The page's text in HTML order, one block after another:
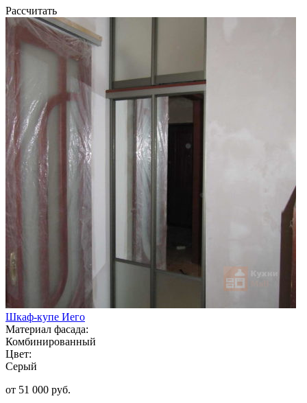
Рассчитать
Шкаф-купе Иего
Материал фасада:
Комбинированный
Цвет:
Серый
от 51 000 руб.